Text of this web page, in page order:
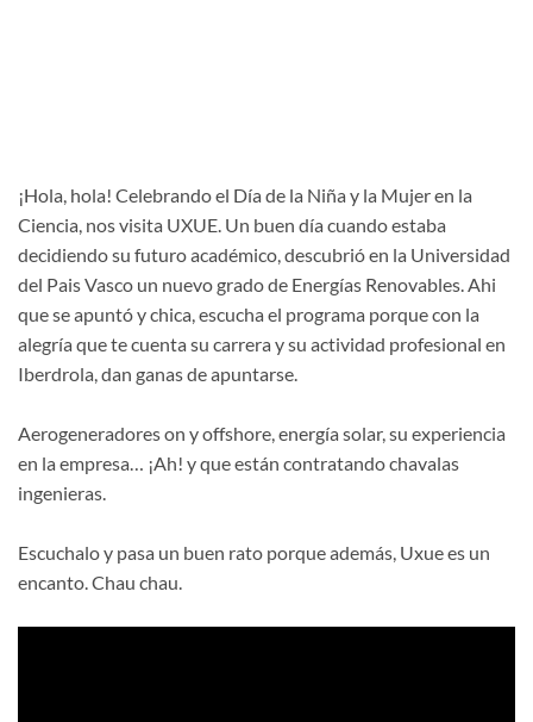
¡Hola, hola! Celebrando el Día de la Niña y la Mujer en la
Ciencia, nos visita UXUE. Un buen día cuando estaba
decidiendo su futuro académico, descubrió en la Universidad
del Pais Vasco un nuevo grado de Energías Renovables. Ahi
que se apuntó y chica, escucha el programa porque con la
alegría que te cuenta su carrera y su actividad profesional en
Iberdrola, dan ganas de apuntarse.
Aerogeneradores on y offshore, energía solar, su experiencia
en la empresa… ¡Ah! y que están contratando chavalas
ingenieras.
Escuchalo y pasa un buen rato porque además, Uxue es un
encanto. Chau chau.